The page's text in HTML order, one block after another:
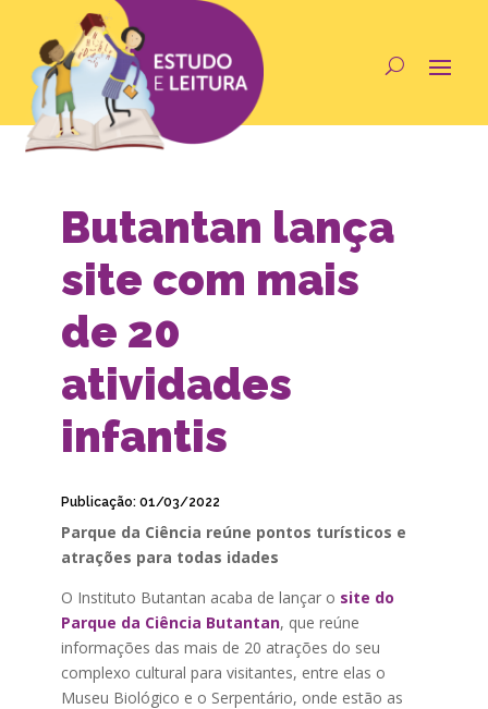
Butantan lança
site com mais
de 20
atividades
infantis
Publicação: 01/03/2022
Parque da Ciência reúne pontos turísticos e
atrações para todas idades
O Instituto Butantan acaba de lançar o site do
Parque da Ciência Butantan, que reúne
informações das mais de 20 atrações do seu
complexo cultural para visitantes, entre elas o
Museu Biológico e o Serpentário, onde estão as